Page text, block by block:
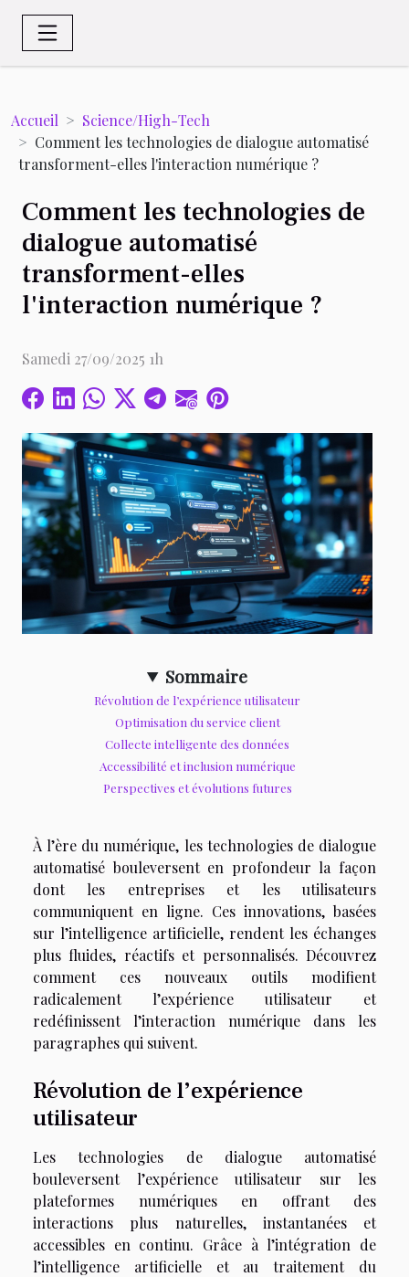
Accueil
Science/High-Tech
Comment les technologies de dialogue automatisé
transforment-elles l'interaction numérique ?
Comment les technologies de
dialogue automatisé
transforment-elles
l'interaction numérique ?
Samedi 27/09/2025 1h
Sommaire
Révolution de l’expérience utilisateur
Optimisation du service client
Collecte intelligente des données
Accessibilité et inclusion numérique
Perspectives et évolutions futures
À l’ère du numérique, les technologies de dialogue
automatisé bouleversent en profondeur la façon
dont les entreprises et les utilisateurs
communiquent en ligne. Ces innovations, basées
sur l’intelligence artificielle, rendent les échanges
plus fluides, réactifs et personnalisés. Découvrez
comment ces nouveaux outils modifient
radicalement l’expérience utilisateur et
redéfinissent l’interaction numérique dans les
paragraphes qui suivent.
Révolution de l’expérience
utilisateur
Les technologies de dialogue automatisé
bouleversent l’expérience utilisateur sur les
plateformes numériques en offrant des
interactions plus naturelles, instantanées et
accessibles en continu. Grâce à l’intégration de
l’intelligence artificielle et au traitement du